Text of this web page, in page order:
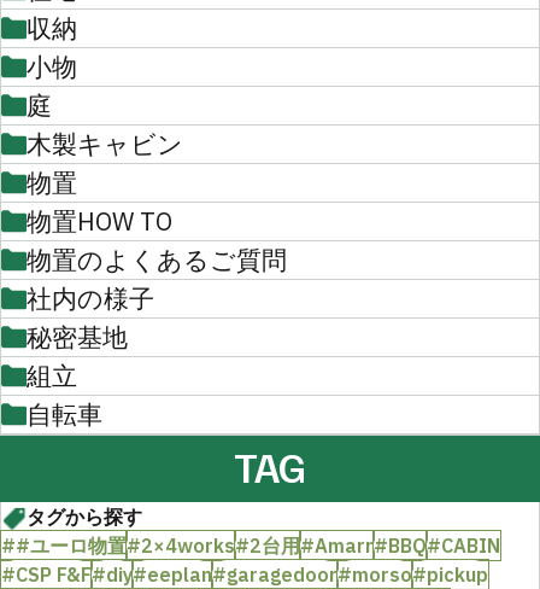
収納
小物
庭
木製キャビン
物置
物置HOW TO
物置のよくあるご質問
社内の様子
秘密基地
組立
自転車
TAG
タグから探す
##ユーロ物置#2×4works#2台用#Amarr#BBQ#CABIN
#CSP F&F#diy#eeplan#garagedoor#morso#pickup